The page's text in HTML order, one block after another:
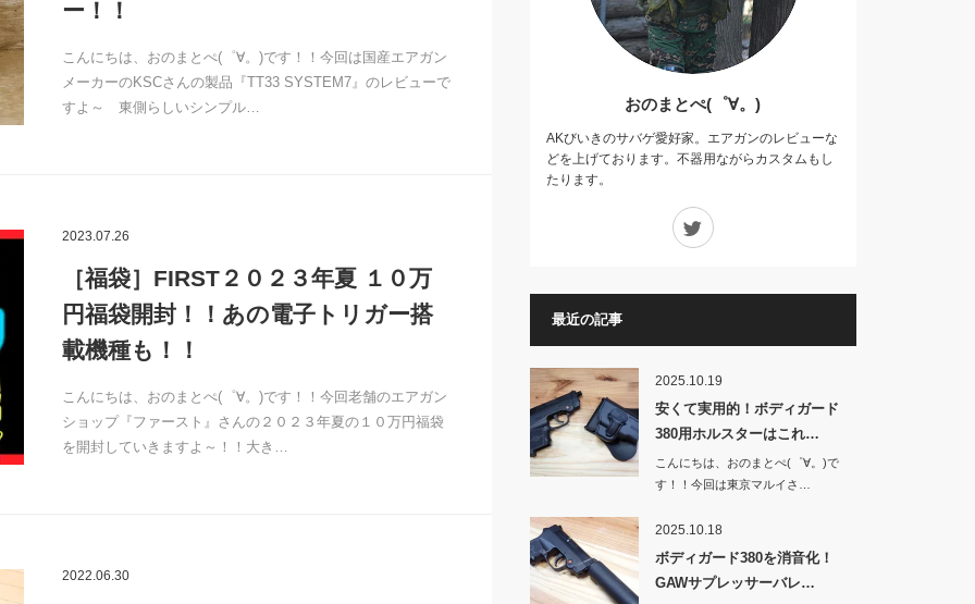
ー！！
こんにちは、おのまとぺ(゜∀。)です！！今回は国産エアガン
メーカーのKSCさんの製品『TT33 SYSTEM7』のレビューで
すよ～ 東側らしいシンプル…
2023.07.26
［福袋］FIRST２０２３年夏 １０万
円福袋開封！！あの電子トリガー搭
載機種も！！
こんにちは、おのまとぺ(゜∀。)です！！今回老舗のエアガン
ショップ『ファースト』さんの２０２３年夏の１０万円福袋
を開封していきますよ～！！大き…
2022.06.30
おのまとぺ(゜∀。)
AKびいきのサバゲ愛好家。エアガンのレビューな
どを上げております。不器用ながらカスタムもし
たります。
最近の記事
2025.10.19
安くて実用的！ボディガード
380用ホルスターはこれ…
こんにちは、おのまとぺ(゜∀。)で
す！！今回は東京マルイさ…
2025.10.18
ボディガード380を消音化！
GAWサプレッサーバレ…